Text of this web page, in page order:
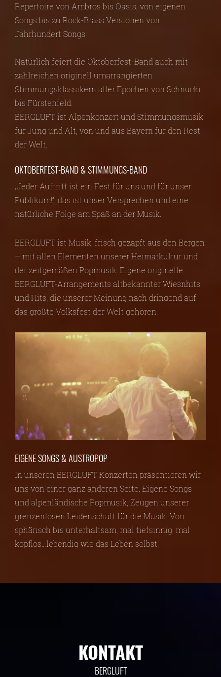
Repertoire von Ambros bis Oasis, von eigenen
Songs bis zu Rock-Brass Versionen von
Jahrhundert Songs.
Natürlich feiert die Oktoberfest-Band auch mit
zahlreichen originell umarrangierten
Stimmungsklassikern aller Epochen von Schnucki
bis Fürstenfeld.
BERGLUFT ist Alpenkonzert und Stimmungsmusik
für Jung und Alt, von und aus Bayern für den Rest
der Welt.
OKTOBERFEST-BAND & STIMMUNGS-BAND
„Jeder Auftritt ist ein Fest für uns und für unser
Publikum!“, das ist unser Versprechen und eine
natürliche Folge am Spaß an der Musik.
BERGLUFT ist Musik, frisch gezapft aus den Bergen
– mit allen Elementen unserer Heimatkultur und
der zeitgemäßen Popmusik. Eigene originelle
BERGLUFT-Arrangements altbekannter Wiesnhits
und Hits, die unserer Meinung nach dringend auf
das größte Volksfest der Welt gehören.
EIGENE SONGS & AUSTROPOP
In unseren BERGLUFT Konzerten präsentieren wir
uns von einer ganz anderen Seite. Eigene Songs
und alpenländische Popmusik, Zeugen unserer
grenzenlosen Leidenschaft für die Musik. Von
sphärisch bis unterhaltsam, mal tiefsinnig, mal
kopflos…lebendig wie das Leben selbst.
KONTAKT
BERGLUFT